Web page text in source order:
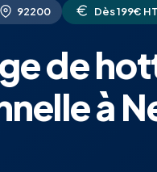
92200 Dès 199€ HT
de
à